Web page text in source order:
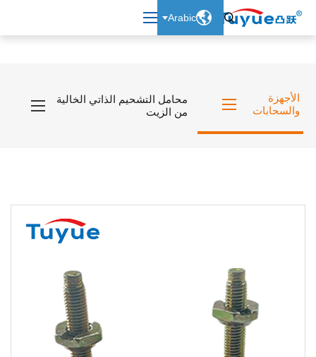


Arabic
الأجهزة
والسحابات
محامل التشحيم الذاتي الخالية
من الزيت